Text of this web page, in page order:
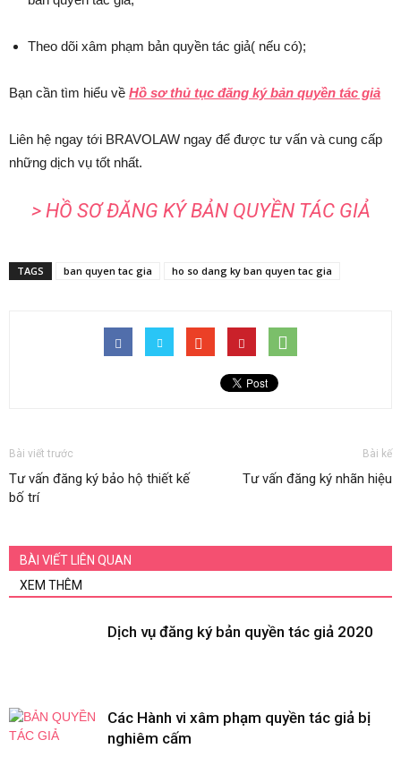
Theo dõi xâm phạm bản quyền tác giả( nếu có);
Bạn cần tìm hiểu về Hồ sơ thủ tục đăng ký bản quyền tác giả
Liên hệ ngay tới BRAVOLAW ngay để được tư vấn và cung cấp
những dịch vụ tốt nhất.
> HỒ SƠ ĐĂNG KÝ BẢN QUYỀN TÁC GIẢ
TAGS ban quyen tac gia ho so dang ky ban quyen tac gia
Bài viết trước
Tư vấn đăng ký bảo hộ thiết kế
bố trí
Bài kế
Tư vấn đăng ký nhãn hiệu
BÀI VIẾT LIÊN QUAN
XEM THÊM
Dịch vụ đăng ký bản quyền tác giả 2020
Các Hành vi xâm phạm quyền tác giả bị
nghiêm cấm